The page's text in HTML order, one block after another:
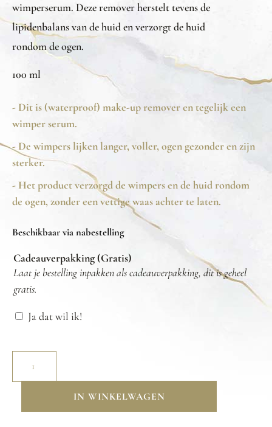
wimperserum. Deze remover herstelt tevens de
lipidenbalans van de huid en verzorgt de huid
rondom de ogen.
100 ml
- Dit is (waterproof) make-up remover en tegelijk een
wimper serum.
- De wimpers lijken langer, voller, ogen gezonder en zijn
sterker.
- Het product verzorgd de wimpers en de huid rondom
de ogen, zonder een vettige waas achter te laten.
Beschikbaar via nabestelling
Cadeauverpakking (Gratis)
Laat je bestelling inpakken als cadeauverpakking, dit is geheel
gratis.
Ja dat wil ik!
IN WINKELWAGEN